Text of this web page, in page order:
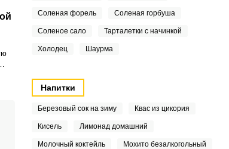
Соленая форель Соленая горбуша
Соленое сало Тарталетки с начинкой
Холодец Шаурма
Напитки
Березовый сок на зиму Квас из цикория
Кисель Лимонад домашний
Молочный коктейль Мохито безалкогольный